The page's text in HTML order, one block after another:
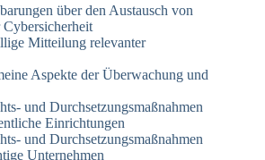
über den Austausch von
Mitteilung relevanter
Aspekte der Überwachung und
und Durchsetzungsmaßnahmen
Einrichtungen
und Durchsetzungsmaßnahmen
Unternehmen